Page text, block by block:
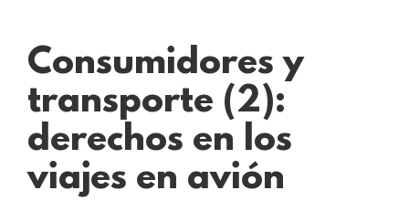
Consumidores y
transporte (2):
derechos en los
viajes en avión